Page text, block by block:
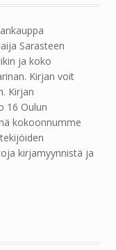
Sarasteen
ja koko
Kirjan voit
Kirjan
16 Oulun
kokoonnumme
kirjamyynnistä ja